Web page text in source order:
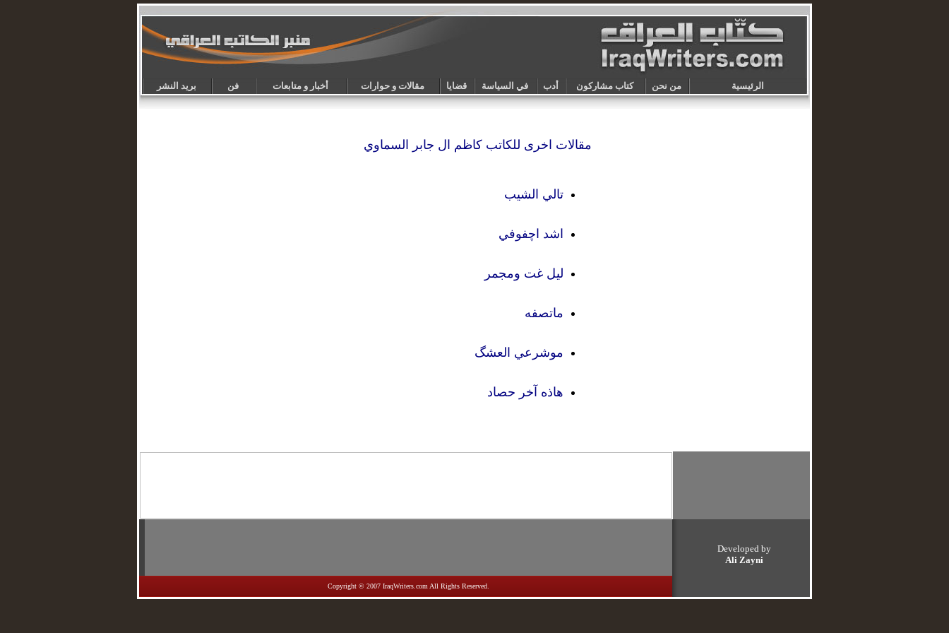
بريد النشر فن أخبار و متابعات مقالات و حوارات قضايا في السياسة أدب كتاب مشاركون من نحن الرئيسية
مقالات اخرى للكاتب كاظم ال جابر السماوي
تالي الشيب
اشد اچفوفي
ليل غت ومجمر
ماتصفه
موشرعي العشگ
هاذه آخر حصاد
Copyright © 2007 IraqWriters.com All Rights Reserved.
Developed by
Ali Zayni